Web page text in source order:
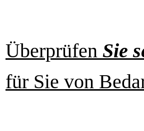
Überprüfen Sie
für Sie von